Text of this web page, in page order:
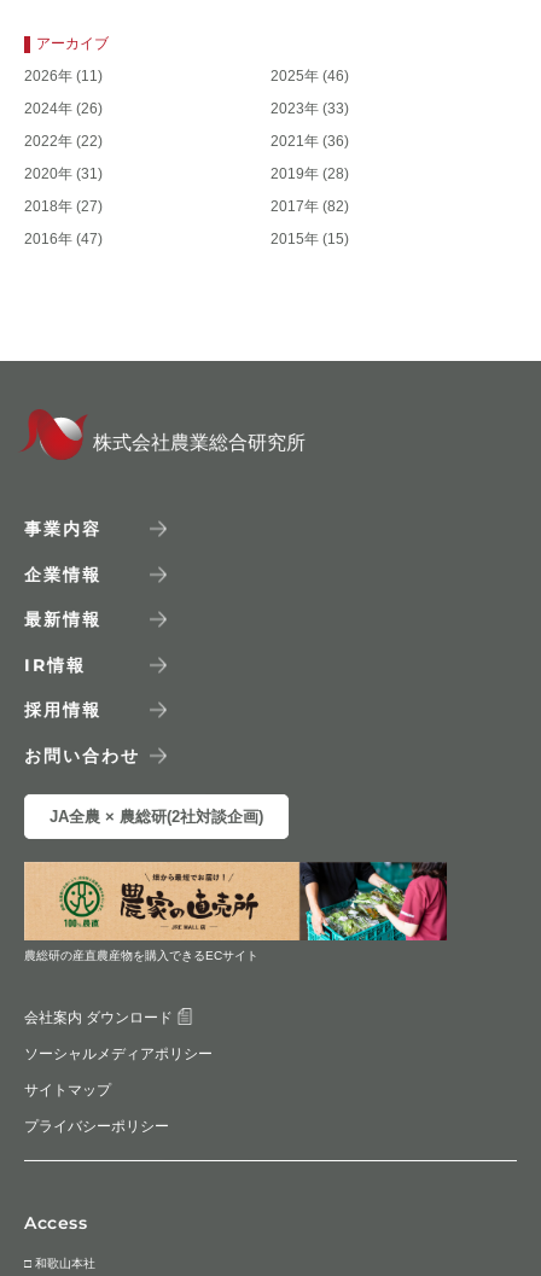
アーカイブ
2026年 (11) 2025年 (46)
2024年 (26) 2023年 (33)
2022年 (22) 2021年 (36)
2020年 (31) 2019年 (28)
2018年 (27) 2017年 (82)
2016年 (47) 2015年 (15)
株式会社農業総合研究所
事業内容
企業情報
最新情報
IR情報
採用情報
お問い合わせ
JA全農 × 農総研(2社対談企画)
農総研の産直農産物を購入できるECサイト
会社案内 ダウンロード
ソーシャルメディアポリシー
サイトマップ
プライバシーポリシー
Access
□ 和歌山本社